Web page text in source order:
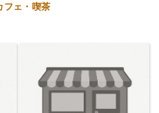
フェ・喫茶